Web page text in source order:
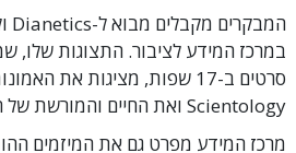
סרטים ב-17 שפות, מציגות את
Scientology ואת החיים והמורשת של המייסד, ל. רון האברד.
מרכז המידע מפרט גם את המיזמים